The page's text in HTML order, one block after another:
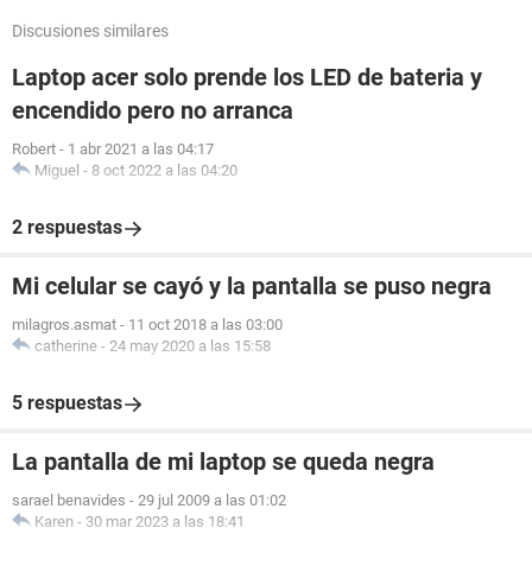
Discusiones similares
Laptop acer solo prende los LED de bateria y
encendido pero no arranca
Robert - 1 abr 2021 a las 04:17
Miguel - 8 oct 2022 a las 04:20
2 respuestas
Mi celular se cayó y la pantalla se puso negra
milagros.asmat - 11 oct 2018 a las 03:00
catherine - 24 may 2020 a las 15:58
5 respuestas
La pantalla de mi laptop se queda negra
sarael benavides - 29 jul 2009 a las 01:02
Karen - 30 mar 2023 a las 18:41